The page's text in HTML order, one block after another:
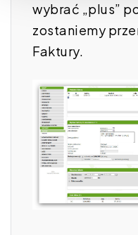
wybrać „plus”
zostaniemy
Faktury.